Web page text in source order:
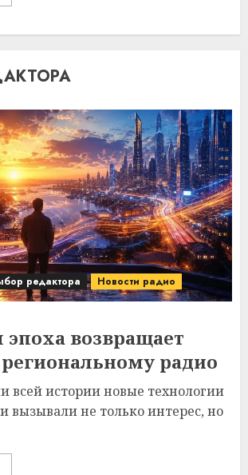
редактора Новости радио
возвращает
радио
всей истории новые технологии
вызывали не только интерес, но